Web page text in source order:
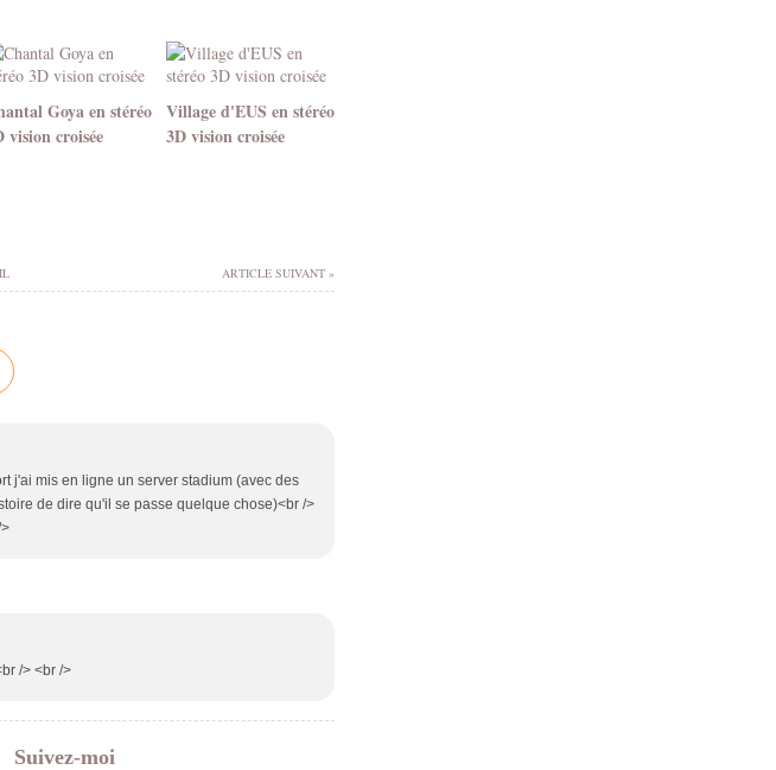
Goya en stéréo
vision croisée
Village d'EUS en stéréo
3D vision croisée
ARTICLE SUIVANT »
j'ai mis en ligne un server stadium (avec des
de dire qu'il se passe quelque chose)<br />
/> <br />
Suivez-moi